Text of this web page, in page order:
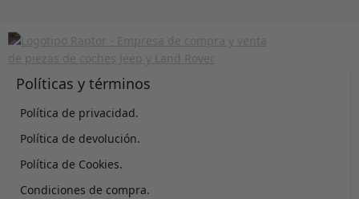
Políticas y términos
Política de privacidad.
Política de devolución.
Política de Cookies.
Condiciones de compra.